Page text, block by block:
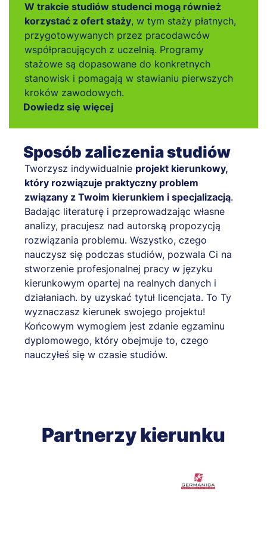
W trakcie studiów studenci mogą również
korzystać z ofert staży, w tym staży płatnych,
przygotowywanych przez pracodawców
współpracujących z uczelnią. Programy
stażowe są dopasowane do konkretnych
stanowisk i pomagają w stawianiu pierwszych
kroków zawodowych.
Dowiedz się więcej
Sposób zaliczenia studiów
Tworzysz indywidualnie projekt kierunkowy,
który rozwiązuje praktyczny problem
związany z Twoim kierunkiem i specjalizacją.
Badając literaturę i przeprowadzając własne
analizy, pracujesz nad autorską propozycją
rozwiązania problemu. Wszystko, czego
nauczysz się podczas studiów, pozwala Ci na
stworzenie profesjonalnej pracy w języku
kierunkowym opartej na realnych danych i
działaniach. by uzyskać tytuł licencjata. To Ty
wyznaczasz kierunek swojego projektu!
Końcowym wymogiem jest zdanie egzaminu
dyplomowego, który obejmuje to, czego
nauczyłeś się w czasie studiów.
Partnerzy kierunku